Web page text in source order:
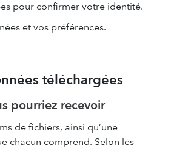
pour confirmer votre identité.
et vos préférences.
téléchargées
pourriez recevoir
de fichiers, ainsi qu’une
chacun comprend. Selon les